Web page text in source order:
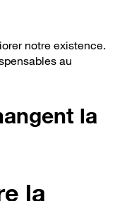
notre existence.
au
la
la